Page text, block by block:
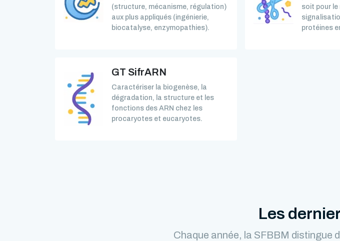
(structure, mécanisme, régulation)
aux plus appliqués (ingénierie,
biocatalyse, enzymopathies).
soit pour le
protéines
GT SifrARN
Caractériser la biogenèse, la
dégradation, la structure et les
fonctions des ARN chez les
procaryotes et eucaryotes.
Les
Chaque année, la SFBBM distingue